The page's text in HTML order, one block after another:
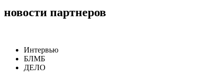
новости партнеров
Интервью
БЛМБ
ДЕЛО